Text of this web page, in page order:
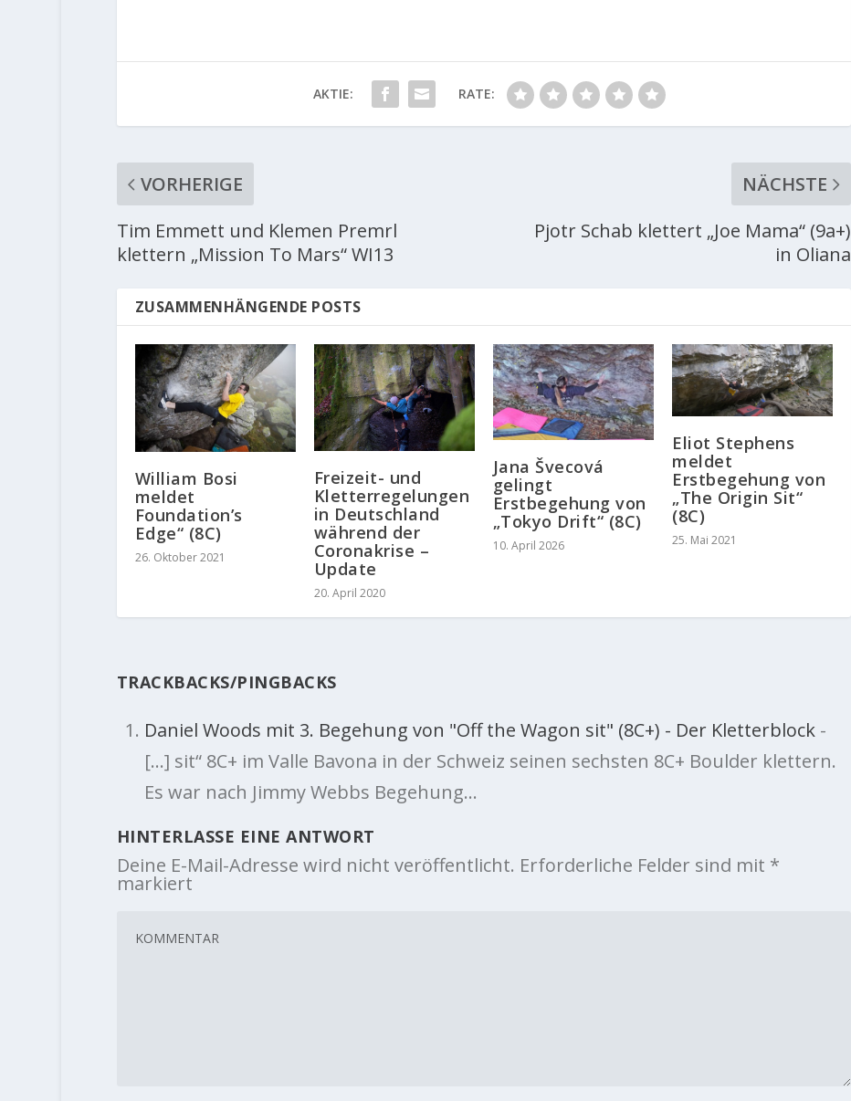
AKTIE: RATE:
VORHERIGE
Tim Emmett und Klemen Premrl
klettern „Mission To Mars“ WI13
NÄCHSTE
Pjotr Schab klettert „Joe Mama“ (9a+)
in Oliana
ZUSAMMENHÄNGENDE POSTS
William Bosi
meldet
Foundation’s
Edge“ (8C)
26. Oktober 2021
Freizeit- und
Kletterregelungen
in Deutschland
während der
Coronakrise –
Update
20. April 2020
Jana Švecová
gelingt
Erstbegehung von
„Tokyo Drift“ (8C)
10. April 2026
Eliot Stephens
meldet
Erstbegehung von
„The Origin Sit“
(8C)
25. Mai 2021
TRACKBACKS/PINGBACKS
Daniel Woods mit 3. Begehung von "Off the Wagon sit" (8C+) - Der Kletterblock-
[…] sit“ 8C+ im Valle Bavona in der Schweiz seinen sechsten 8C+ Boulder klettern.
Es war nach Jimmy Webbs Begehung…
HINTERLASSE EINE ANTWORT
Deine E-Mail-Adresse wird nicht veröffentlicht. Erforderliche Felder sind mit *
markiert